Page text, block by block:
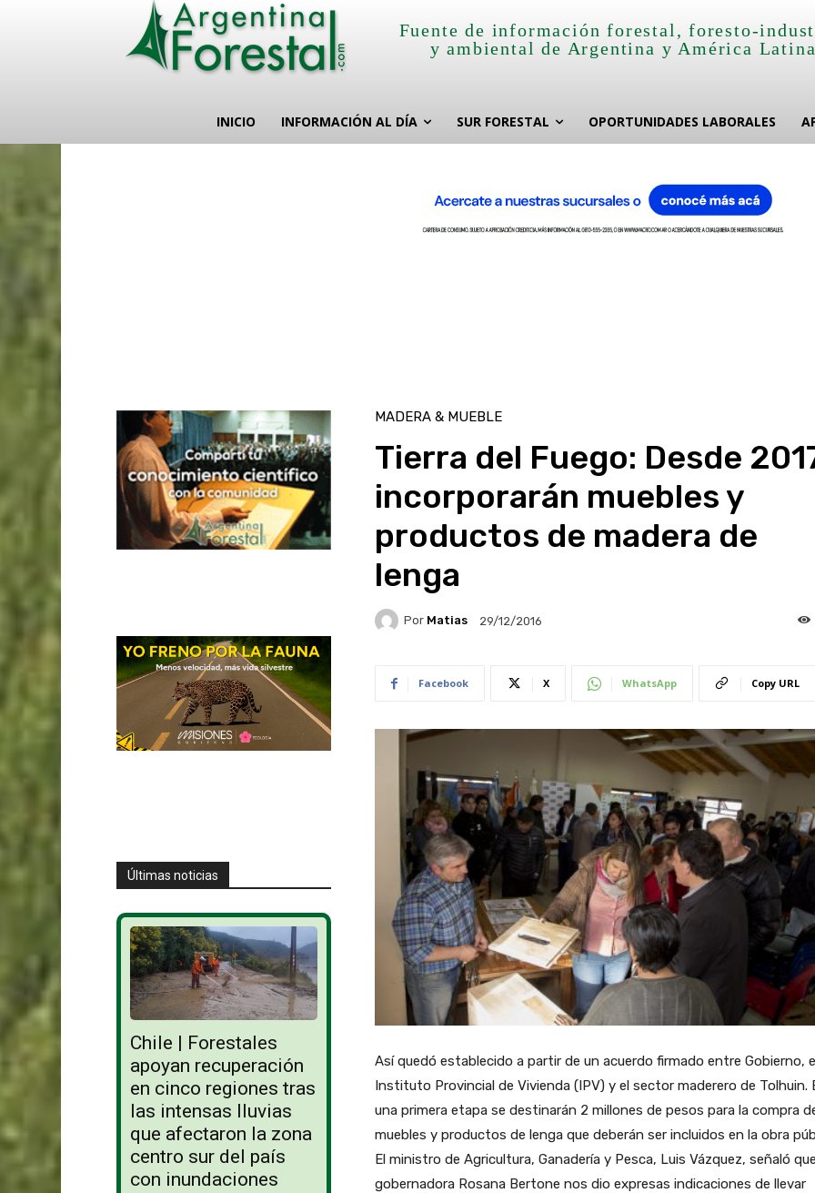
Fuente de información forestal, foresto-
y ambiental de Argentina y América Latina
INICIO INFORMACIÓN AL DÍA SUR FORESTAL OPORTUNIDADES LABORALES
Últimas noticias
Chile | Forestales
apoyan recuperación
en cinco regiones tras
las intensas lluvias
que afectaron la zona
centro sur del país
con inundaciones
MADERA & MUEBLE
Tierra del Fuego: Desde
incorporarán muebles y
productos de madera de
lenga
Por Matias 29/12/2016
Facebook X WhatsApp Copy URL
Así quedó establecido a partir de un acuerdo firmado entre Gobierno,
Instituto Provincial de Vivienda (IPV) y el sector maderero de Tolhuin.
una primera etapa se destinarán 2 millones de pesos para la compra
muebles y productos de lenga que deberán ser incluidos en la obra
El ministro de Agricultura, Ganadería y Pesca, Luis Vázquez, señaló
gobernadora Rosana Bertone nos dio expresas indicaciones de llevar